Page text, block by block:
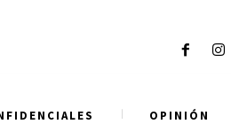
OPINIÓN